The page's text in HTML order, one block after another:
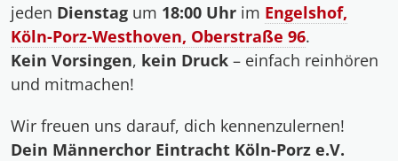
jeden Dienstag um 18:00 Uhr im Engelshof,
Köln-Porz-Westhoven, Oberstraße 96.
Kein Vorsingen, kein Druck – einfach reinhören
und mitmachen!
Wir freuen uns darauf, dich kennenzulernen!
Dein Männerchor Eintracht Köln-Porz e.V.